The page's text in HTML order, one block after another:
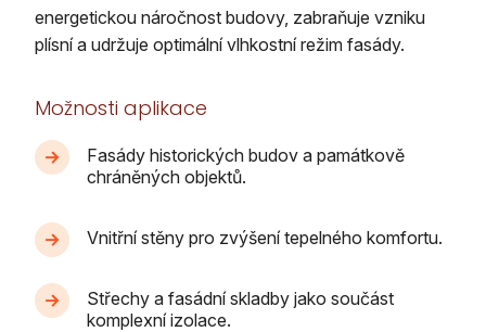
energetickou náročnost budovy, zabraňuje vzniku
plísní a udržuje optimální vlhkostní režim fasády.
Možnosti aplikace
Fasády historických budov a památkově
chráněných objektů.
Vnitřní stěny pro zvýšení tepelného komfortu.
Střechy a fasádní skladby jako součást
komplexní izolace.